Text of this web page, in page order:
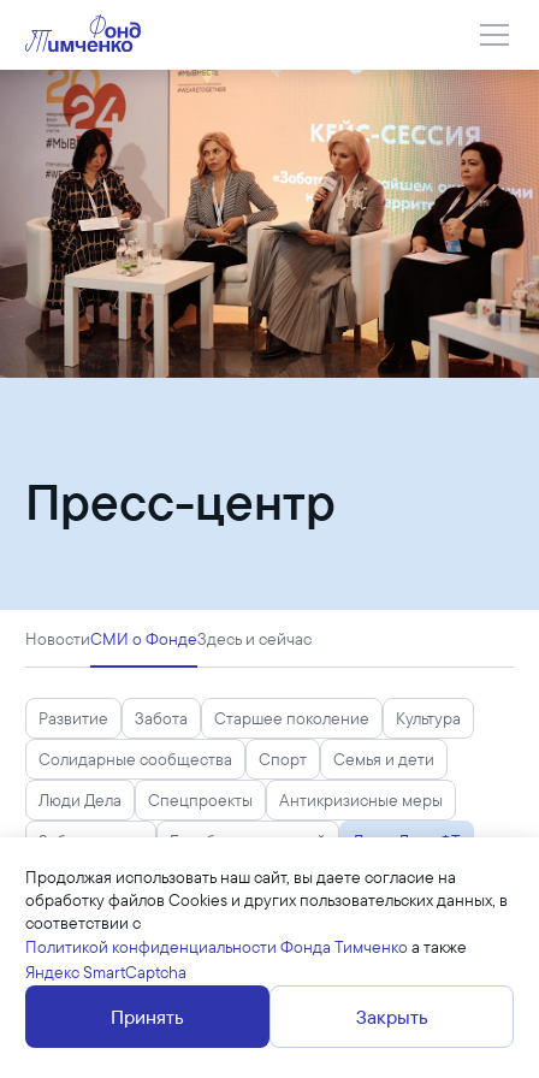
Пресс-центр
НовостиСМИ о ФондеЗдесь и сейчас
Развитие Забота Старшее поколение
Культура
Солидарные сообщества
Спорт
Семья и дети
Люди Дела
Спецпроекты
Антикризисные меры
Забота рядом
Борьба с эпидемией
Люди Дела ФТ
Люди дела ФТ
Люди дела
Забота
Продолжая использовать наш сайт, вы даете согласие на
обработку файлов Cookies и других пользовательских данных, в
соответствии с
Политикой конфиденциальности Фонда Тимченко а также
Яндекс SmartCaptcha
Принять Закрыть